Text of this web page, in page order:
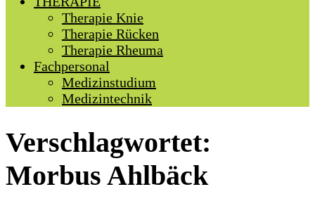
Therapie Knie
Therapie Rücken
Therapie Rheuma
Fachpersonal
Medizinstudium
Medizintechnik
Verschlagwortet:
Morbus Ahlbäck